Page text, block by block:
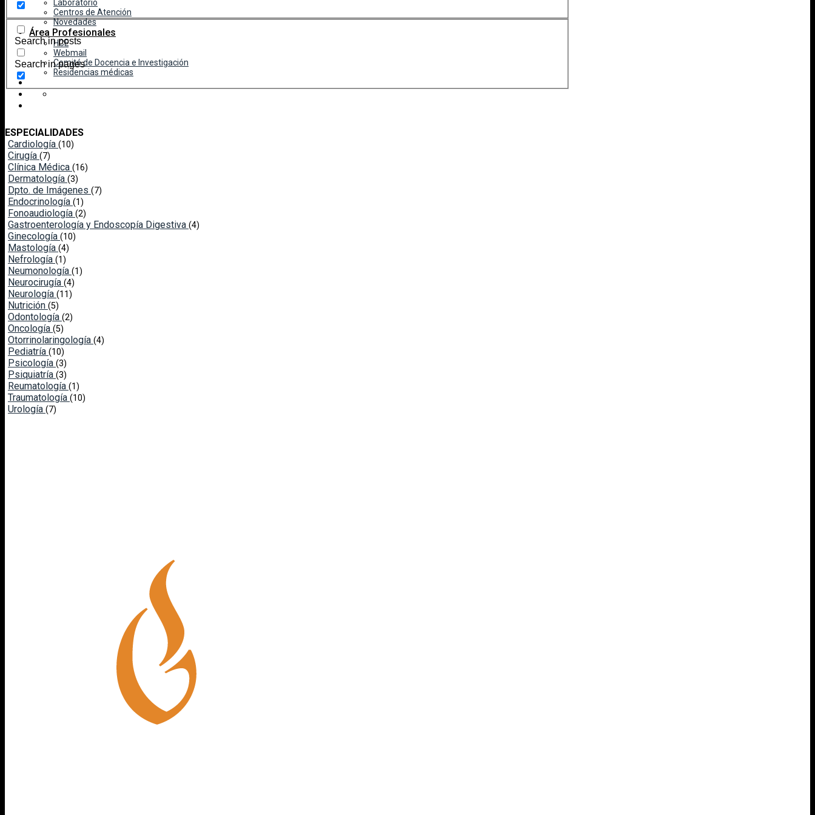
Laboratorio
Centros de Atención
Novedades
Área Profesionales
HCE
Webmail
Comité de Docencia e Investigación
Residencias médicas
Search in posts
Search in pages
ESPECIALIDADES
Cardiología (10)
Cirugía (7)
Clínica Médica (16)
Dermatología (3)
Dpto. de Imágenes (7)
Endocrinología (1)
Fonoaudiología (2)
Gastroenterología y Endoscopía Digestiva (4)
Ginecología (10)
Mastología (4)
Nefrología (1)
Neumonología (1)
Neurocirugía (4)
Neurología (11)
Nutrición (5)
Odontología (2)
Oncología (5)
Otorrinolaringología (4)
Pediatría (10)
Psicología (3)
Psiquiatría (3)
Reumatología (1)
Traumatología (10)
Urología (7)